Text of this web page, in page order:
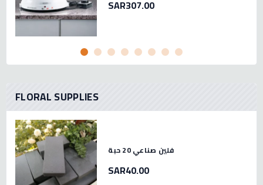
SAR307.00
FLORAL SUPPLIES
فلين صناعي 20 حبة
SAR40.00